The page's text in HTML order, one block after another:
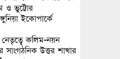
ও ভুট্টোর
ইকোপার্কে
নেতৃত্বে কলিম-নয়ন
উত্তর শাখার